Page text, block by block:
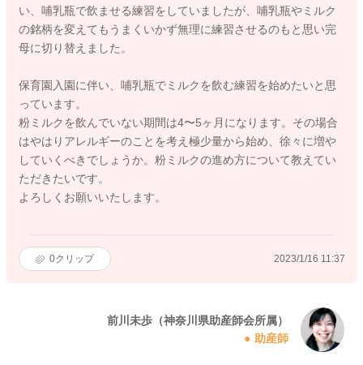
い、哺乳瓶で飲ませる練習をしていましたが、哺乳瓶やミルク
の銘柄を変えてもうまくいかず無理に練習させるのもと思い完
母に切り替えました。
保育園入園に伴い、哺乳瓶でミルクを飲む練習を始めたいと思
っています。
粉ミルクを飲んでいない期間は4〜5ヶ月になります。その場合
はやはりアレルギーのことを考え極少量から始め、徐々に増や
していくべきでしょうか。粉ミルクの進め方について教えてい
ただきたいです。
よろしくお願いいたします。
0クリップ 2023/1/16 11:37
前川未歩（神奈川県助産師会所属）
助産師